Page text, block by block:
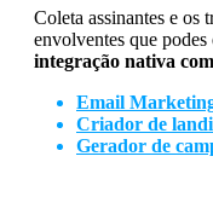
Coleta assinantes e os
envolventes que
integração nativa
Email
Criador de
Gerador de